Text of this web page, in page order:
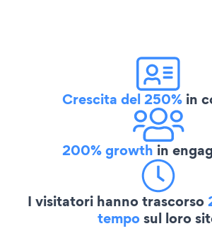
Crescita del 250% in
200% growth in
I visitatori hanno trascorso
temposul loro